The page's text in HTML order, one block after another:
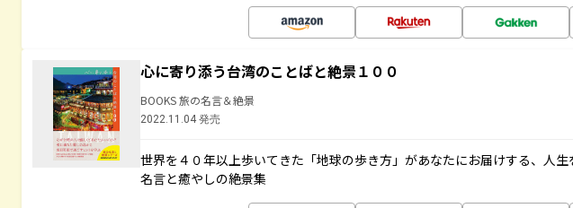
心に寄り添う台湾のことばと絶景１００
BOOKS 旅の名言＆絶景
2022.11.04 発売
世界を４０年以上歩いてきた「地球の歩き方」があなたにお届けする、人生
名言と癒やしの絶景集